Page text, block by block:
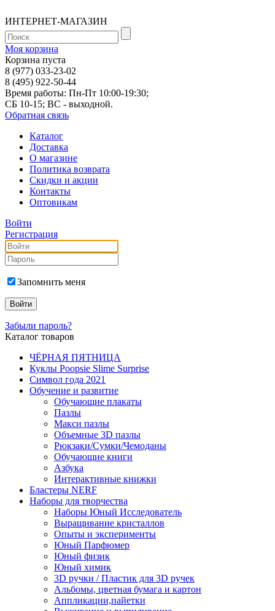
ИНТЕРНЕТ-МАГАЗИН
Моя корзина
Корзина пуста
8 (977) 033-23-02
8 (495) 922-50-44
Время работы: Пн-Пт 10:00-19:30;
СБ 10-15; ВС - выходной.
Обратная связь
Каталог
Доставка
О магазине
Политика возврата
Скидки и акции
Контакты
Оптовикам
Войти
Регистрация
Запомнить меня
Забыли пароль?
Каталог товаров
ЧЁРНАЯ ПЯТНИЦА
Куклы Poopsie Slime Surprise
Символ года 2021
Обучение и развитие
Обучающие плакаты
Пазлы
Макси пазлы
Объемные 3D пазлы
Рюкзаки/Сумки/Чемоданы
Обучающие книги
Азбука
Интерактивные книжки
Бластеры NERF
Наборы для творчества
Наборы Юный Исследователь
Выращивание кристаллов
Опыты и эксперименты
Юный Парфюмер
Юный физик
Юный химик
3D ручки / Пластик для 3D ручек
Альбомы, цветная бумага и картон
Аппликации,пайетки